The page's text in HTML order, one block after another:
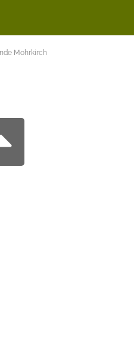
Mohrkirch